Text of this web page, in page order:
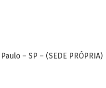
– SP – (SEDE PRÓPRIA)